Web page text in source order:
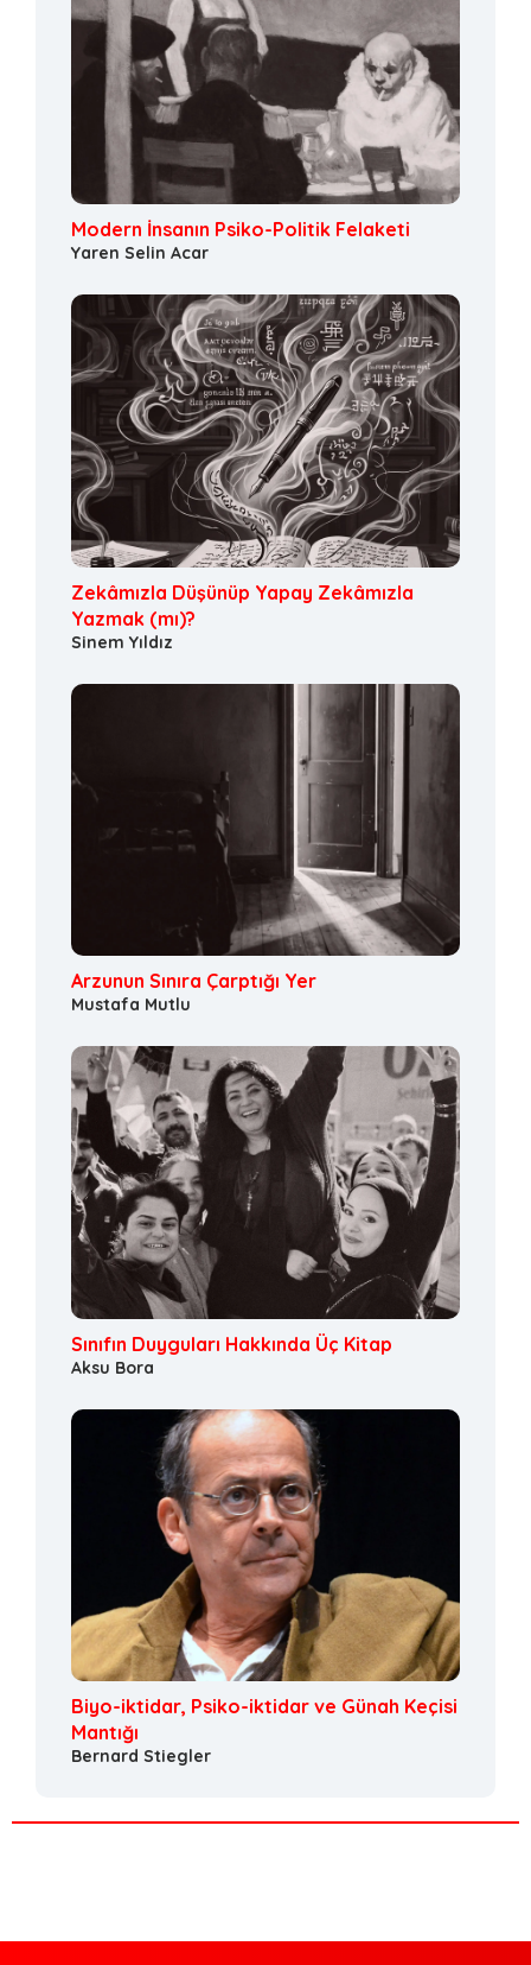
Modern İnsanın Psiko-Politik Felaketi
Yaren Selin Acar
Zekâmızla Düşünüp Yapay Zekâmızla
Yazmak (mı)?
Sinem Yıldız
Arzunun Sınıra Çarptığı Yer
Mustafa Mutlu
Sınıfın Duyguları Hakkında Üç Kitap
Aksu Bora
Biyo-iktidar, Psiko-iktidar ve Günah Keçisi
Mantığı
Bernard Stiegler